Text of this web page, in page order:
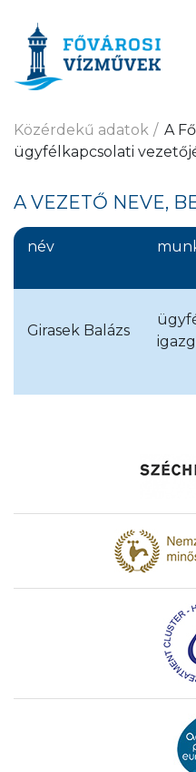
Közérdekű adatok
A
ügyfélkapcsolati
A VEZETŐ NEVE,
név
Girasek Balázs